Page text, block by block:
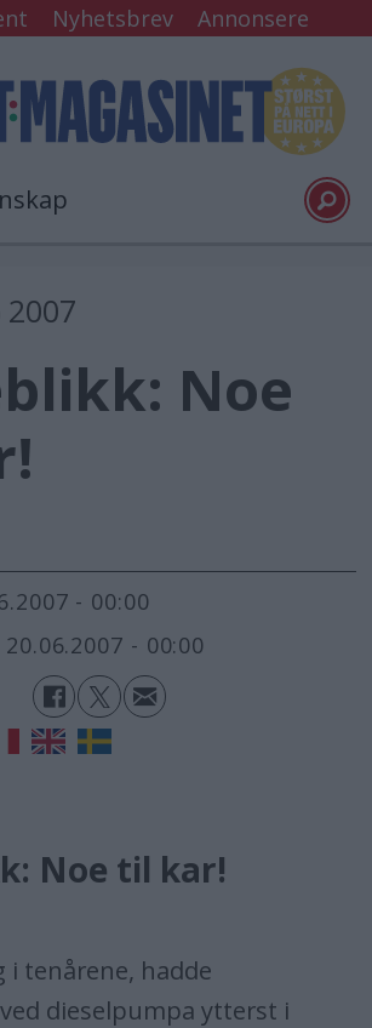
Nyhetsbrev Annonsere
Noe
- 00:00
20.06.2007 - 00:00
Noe til kar!
i tenårene, hadde
dieselpumpa ytterst i